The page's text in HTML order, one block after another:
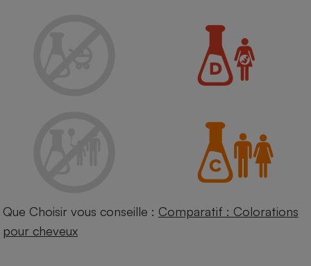
Que Choisir vous conseille : Comparatif : Colorations
pour cheveux
Complément
alimentaire
bouteille
Assurance emprunteur
Banque
Petit électroménager -
Téléviseur
Matelas
Mutuelle